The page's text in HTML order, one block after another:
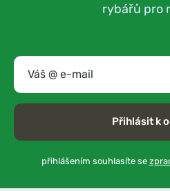
rybářů pro
Přihlásit k
přihlášením souhlasíte se